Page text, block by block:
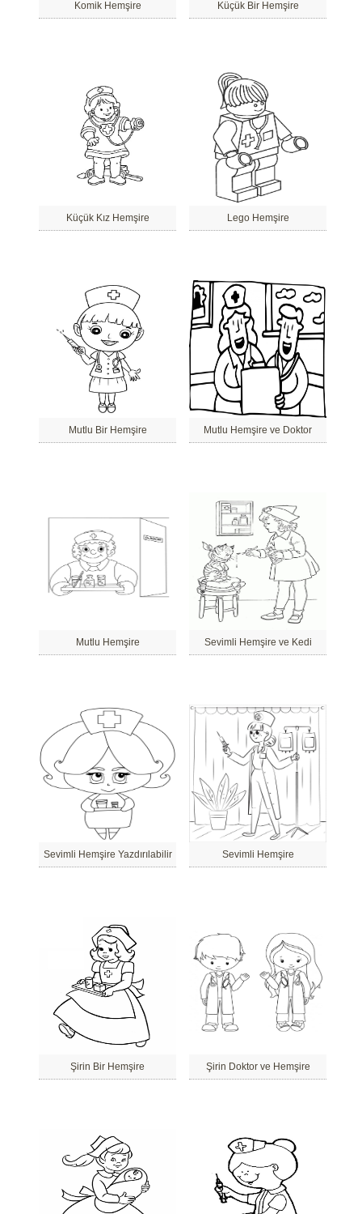
Komik Hemşire Küçük Bir Hemşire
Küçük Kız Hemşire Lego Hemşire
Mutlu Bir Hemşire Mutlu Hemşire ve Doktor
Mutlu Hemşire Sevimli Hemşire ve Kedi
Sevimli Hemşire Yazdırılabilir Sevimli Hemşire
Şirin Bir Hemşire Şirin Doktor ve Hemşire